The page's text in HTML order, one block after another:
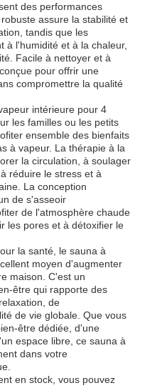
A Propos De
Nous
des performances
assure la stabilité et
tandis que les
à l'humidité et à la chaleur,
Facile à nettoyer et à
pour offrir une
compromettre la qualité
intérieure pour 4
les familles ou les petits
ensemble des bienfaits
à vapeur. La thérapie à la
la circulation, à soulager
réduire le stress et à
La conception
de s'asseoir
de l'atmosphère chaude
les pores et à détoxifier le
la santé, le sauna à
moyen d'augmenter
maison. C'est un
être qui rapporte des
de
de vie globale. Que vous
être dédiée, d'une
espace libre, ce sauna à
dans votre
en stock, vous pouvez